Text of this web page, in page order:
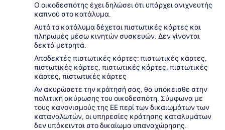
Ο οικοδεσπότης έχει δηλώσει ότι υπάρχει ανιχνευτής
καπνού στο κατάλυμα.
Αυτό το κατάλυμα δέχεται πιστωτικές κάρτες και
πληρωμές μέσω κινητών συσκευών. Δεν γίνονται
δεκτά μετρητά.
Αποδεκτές πιστωτικές κάρτες: πιστωτικές κάρτες,
πιστωτικές κάρτες, πιστωτικές κάρτες, πιστωτικές
κάρτες, πιστωτικές κάρτες
Αν ακυρώσετε την κράτησή σας, θα υπόκεισθε στην
πολιτική ακύρωσης του οικοδεσπότη. Σύμφωνα με
τους κανονισμούς της ΕΕ περί των δικαιωμάτων των
καταναλωτών, οι υπηρεσίες κράτησης καταλυμάτων
δεν υπόκεινται στο δικαίωμα υπαναχώρησης.